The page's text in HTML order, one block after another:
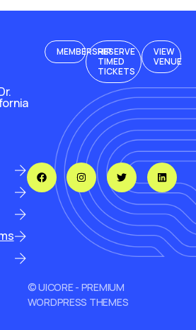
MEMBERSHIPRESERVE
TIMED
TICKETS
VIEW
VENUE
© UICORE - PREMIUM
WORDPRESS THEMES